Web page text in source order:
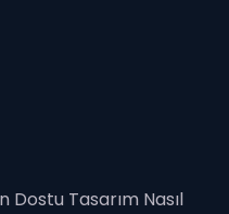
Dostu Tasarım Nasıl